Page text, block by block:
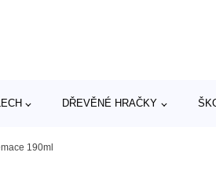
DŘEVĚNÉ HRAČKY
190ml